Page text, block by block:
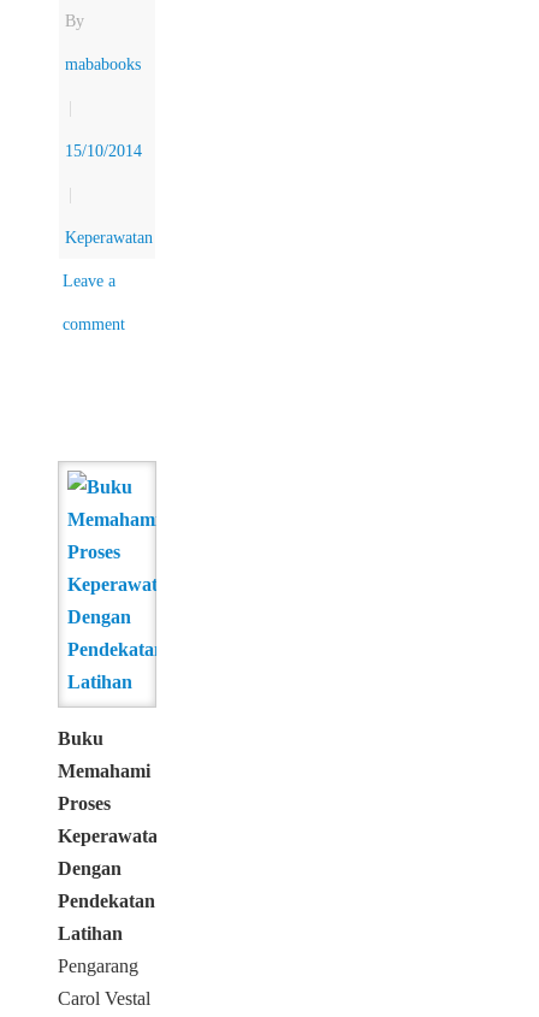
By
mababooks
|
15/10/2014
|
Keperawatan
Leave a
comment
Buku
Memahami
Proses
Keperawatan
Dengan
Pendekatan
Latihan
Pengarang
Carol Vestal